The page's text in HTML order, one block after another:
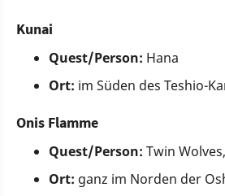
Kunai
Quest/Person: Hana
Ort: im Süden des Teshio-
Onis Flamme
Quest/Person: Twin
Ort: ganz im Norden der